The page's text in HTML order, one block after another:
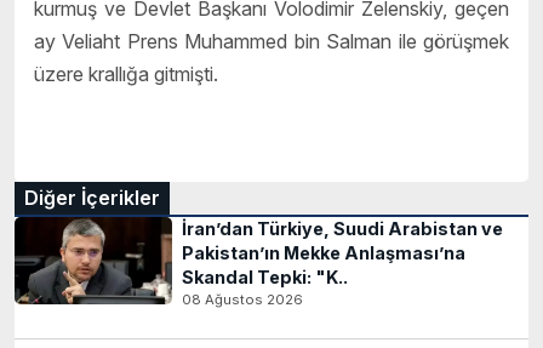
kurmuş ve Devlet Başkanı Volodimir Zelenskiy, geçen
ay Veliaht Prens Muhammed bin Salman ile görüşmek
üzere krallığa gitmişti.
Diğer İçerikler
İran’dan Türkiye, Suudi Arabistan ve
Pakistan’ın Mekke Anlaşması’na
Skandal Tepki: "K..
08 Ağustos 2026